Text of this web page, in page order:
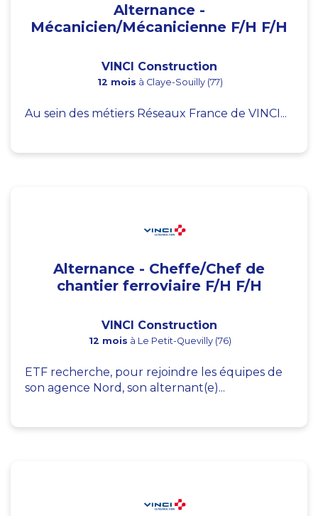
Alternance -
Mécanicien/Mécanicienne F/H F/H
VINCI Construction
12 mois à Claye-Souilly (77)
Au sein des métiers Réseaux France de VINCI...
Alternance - Cheffe/Chef de
chantier ferroviaire F/H F/H
VINCI Construction
12 mois à Le Petit-Quevilly (76)
ETF recherche, pour rejoindre les équipes de
son agence Nord, son alternant(e)...